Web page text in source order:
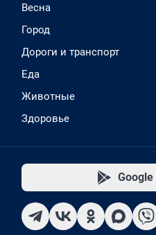
Весна
Город
Дороги и транспорт
Еда
Животные
Здоровье
Google